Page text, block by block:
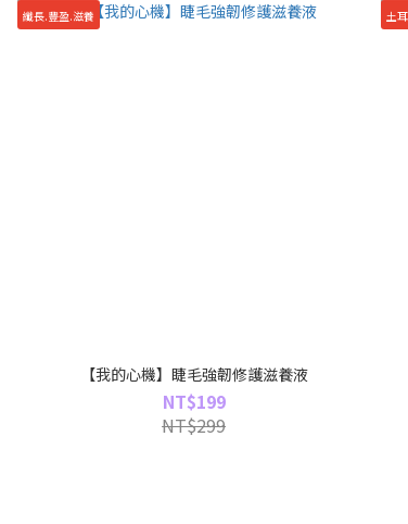
纖長.豐盈.滋養
【我的心機】睫毛強韌修護滋養液
NT$199
NT$299
土